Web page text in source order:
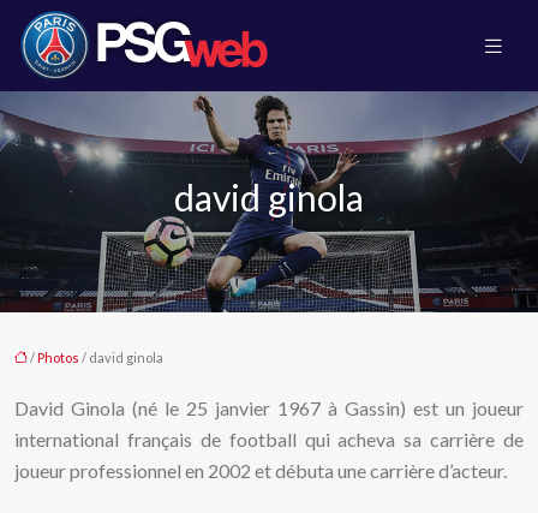
david ginola
/Photos / david ginola
David Ginola (né le 25 janvier 1967 à Gassin) est un joueur
international français de football qui acheva sa carrière de
joueur professionnel en 2002 et débuta une carrière d’acteur.